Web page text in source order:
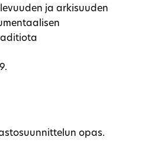
ja arkisuuden
opas.